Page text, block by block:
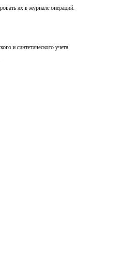
их в журнале операций.
и синтетического учета